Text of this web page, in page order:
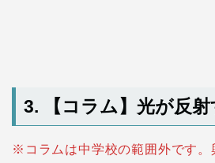
3. 【コラム】光が反
※コラムは中学校の範囲外です。